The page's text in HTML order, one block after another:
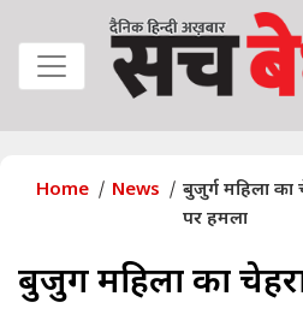
Home News
बुजुर्ग महिला का
पर हमला
बुजुर्ग महिला का